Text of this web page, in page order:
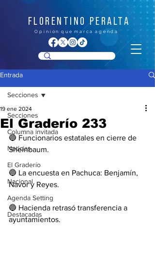
FLORENTINO PERALTA
O p i n i ó n q u e m a r c a a g e n d a
Entrada
Secciones
Columna invitada
Noticias
El Graderío
Nacional
Agenda Setting
Destacadas
Secciones
El Graderío 233
19 ene 2024
🔵 Funcionarios estatales en cierre de
Sheinbaum.
🔵 La encuesta en Pachuca: Benjamín,
Navor y Reyes.
🔵 Hacienda retrasó transferencia a
ayuntamientos.